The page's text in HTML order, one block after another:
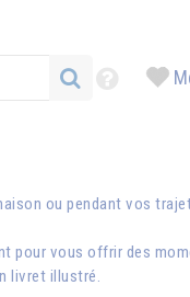
ou pendant vos
pour vous offrir des
livret illustré.